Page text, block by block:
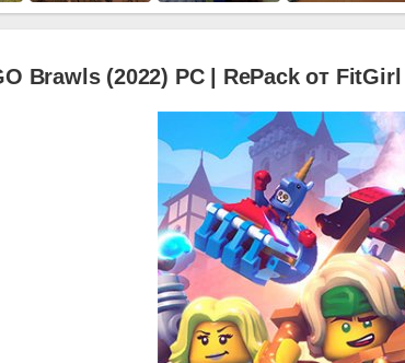
Brawls (2022) PC | RePack от FitGirl